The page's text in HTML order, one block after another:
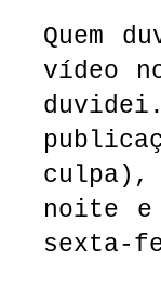
Quem
vídeo
culpa),
noite e
sexta-